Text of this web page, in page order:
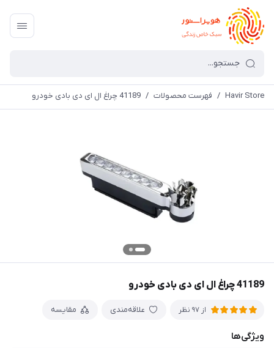
Havir Store
/ فهرست محصولات / 41189 چراغ ال ای دی بادی خودرو
41189 چراغ ال ای دی بادی خودرو
از 97 نظر علاقه‌مندی مقایسه
ویژگی‌ها